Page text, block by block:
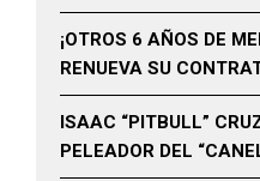
¡OTROS 6 AÑOS DE
RENUEVA SU
ISAAC “PITBULL”
PELEADOR DEL